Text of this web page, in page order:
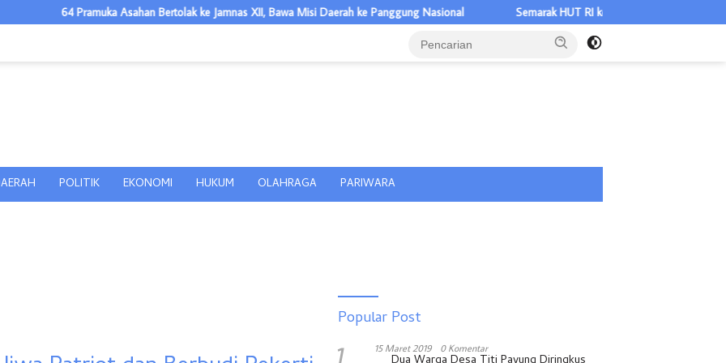
Asahan Bertolak ke Jamnas XII, Bawa Misi Daerah ke Panggung Nasional Semarak HUT RI ke-81, DWP Lapas Labuhan Ruku Perkuat
POLITIK EKONOMI HUKUM OLAHRAGA PARIWARA
Popular Post
15 Maret 2019 0 Komentar